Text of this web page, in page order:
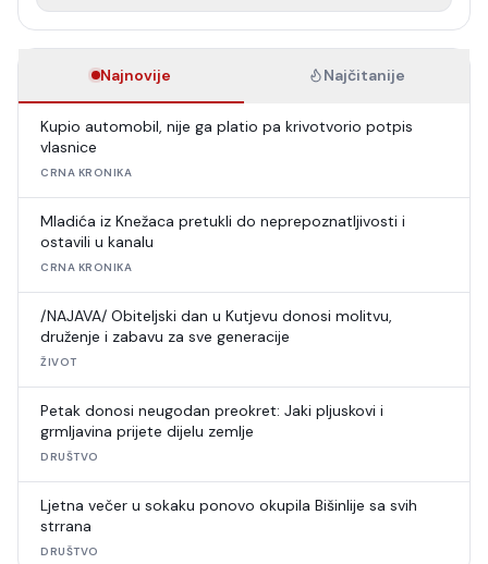
Najnovije Najčitanije
Kupio automobil, nije ga platio pa krivotvorio potpis
vlasnice
CRNA KRONIKA
Mladića iz Knežaca pretukli do neprepoznatljivosti i
ostavili u kanalu
CRNA KRONIKA
/NAJAVA/ Obiteljski dan u Kutjevu donosi molitvu,
druženje i zabavu za sve generacije
ŽIVOT
Petak donosi neugodan preokret: Jaki pljuskovi i
grmljavina prijete dijelu zemlje
DRUŠTVO
Ljetna večer u sokaku ponovo okupila Bišinlije sa svih
strrana
DRUŠTVO